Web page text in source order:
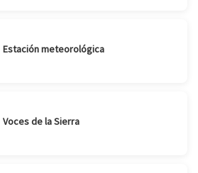
Estación meteorológica
Voces de la Sierra